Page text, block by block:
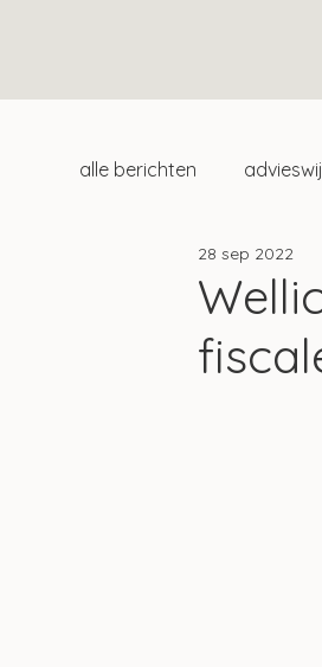
alle berichten
duurzaam home
28 sep 2022